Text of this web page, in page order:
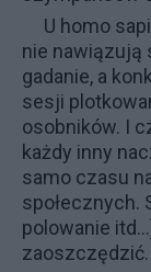
U homo
nie nawiązują
gadanie, a
sesji
osobników. I
każdy inny
samo czasu
społecznych.
polowanie
zaoszczędzić.